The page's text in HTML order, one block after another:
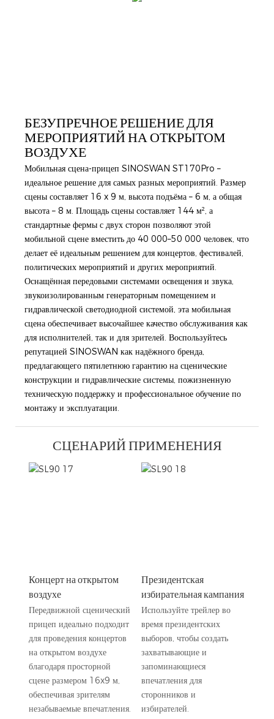
БЕЗУПРЕЧНОЕ РЕШЕНИЕ ДЛЯ
МЕРОПРИЯТИЙ НА ОТКРЫТОМ
ВОЗДУХЕ
Мобильная сцена-прицеп SINOSWAN ST170Pro –
идеальное решение для самых разных мероприятий. Размер
сцены составляет 16 x 9 м, высота подъёма – 6 м, а общая
высота – 8 м. Площадь сцены составляет 144 м², а
стандартные фермы с двух сторон позволяют этой
мобильной сцене вместить до 40 000–50 000 человек, что
делает её идеальным решением для концертов, фестивалей,
политических мероприятий и других мероприятий.
Оснащённая передовыми системами освещения и звука,
звукоизолированным генераторным помещением и
гидравлической светодиодной системой, эта мобильная
сцена обеспечивает высочайшее качество обслуживания как
для исполнителей, так и для зрителей. Воспользуйтесь
репутацией SINOSWAN как надёжного бренда,
предлагающего пятилетнюю гарантию на сценические
конструкции и гидравлические системы, пожизненную
техническую поддержку и профессиональное обучение по
монтажу и эксплуатации.
СЦЕНАРИЙ ПРИМЕНЕНИЯ
Концерт на открытом
воздухе
Передвижной сценический
прицеп идеально подходит
для проведения концертов
на открытом воздухе
благодаря просторной
сцене размером 16x9 м,
обеспечивая зрителям
незабываемые впечатления.
Президентская
избирательная кампания
Используйте трейлер во
время президентских
выборов, чтобы создать
захватывающие и
запоминающиеся
впечатления для
сторонников и
избирателей.